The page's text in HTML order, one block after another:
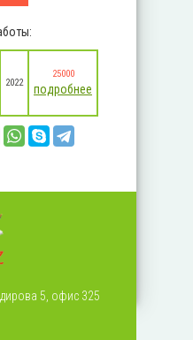
2022
25000
подробнее
5, офис 325